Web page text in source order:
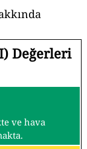
Değerleri
ve hava